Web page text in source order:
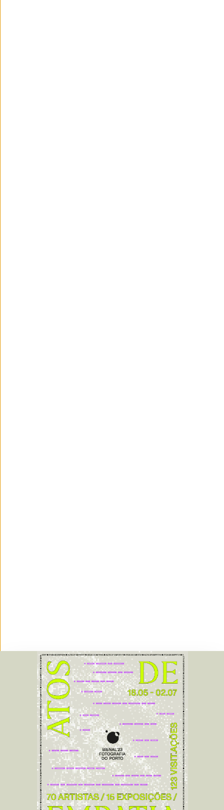
Rafael Paris, Mariana Leitão e Polly Hummel
apresentam os seus portefólios na Ci.CLO
PROJECT ROOMS BIENAL'25 30·10·2025